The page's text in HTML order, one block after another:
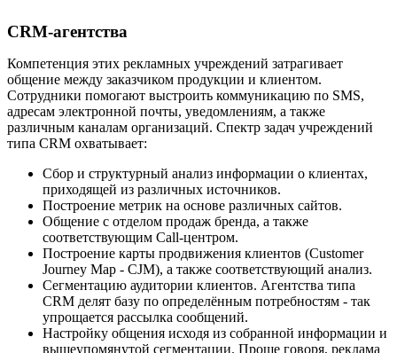
CRM-агентства
Компетенция этих рекламных учреждений затрагивает
общение между заказчиком продукции и клиентом.
Сотрудники помогают выстроить коммуникацию по SMS,
адресам электронной почты, уведомлениям, а также
различным каналам организаций. Спектр задач учреждений
типа CRM охватывает:
Сбор и структурный анализ информации о клиентах,
приходящей из различных источников.
Построение метрик на основе различных сайтов.
Общение с отделом продаж бренда, а также
соответствующим Call-центром.
Построение карты продвижения клиентов (Customer
Journey Map - CJM), а также соответствующий анализ.
Сегментацию аудитории клиентов. Агентства типа
CRM делят базу по определённым потребностям - так
упрощается рассылка сообщений.
Настройку общения исходя из собранной информации и
вышеупомянутой сегментации. Проще говоря, реклама